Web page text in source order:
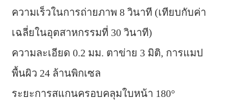
ความเร็วในการถ่ายภาพ 8 วินาที (เทียบกับค่า
เฉลี่ยในอุตสาหกรรมที่ 30 วินาที)
ความละเอียด 0.2 มม. ตาข่าย 3 มิติ, การแมป
พื้นผิว 24 ล้านพิกเซล
ระยะการสแกนครอบคลุมใบหน้า 180°